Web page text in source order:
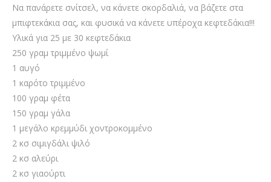
Να πανάρετε σνίτσελ, να κάνετε σκορδαλιά, να βάζετε στα
μπιφτεκάκια σας, και φυσικά να κάνετε υπέροχα κεφτεδάκια!!!
Υλικά για 25 με 30 κεφτεδάκια
250 γραμ τριμμένο ψωμί
1 αυγό
1 καρότο τριμμένο
100 γραμ φέτα
150 γραμ γάλα
1 μεγάλο κρεμμύδι χοντροκομμένο
2 κσ σιμιγδάλι ψιλό
2 κσ αλεύρι
2 κσ γιαούρτι